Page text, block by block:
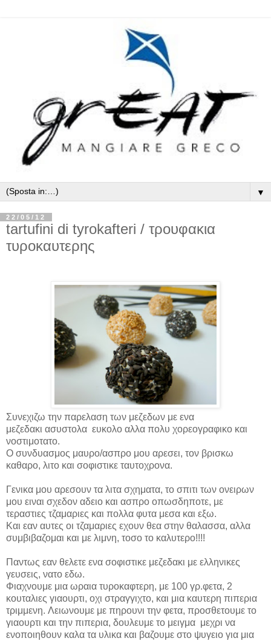
▼
22/05/12
tartufini di tyrokafteri / τρουφακια
τυροκαυτερης
Συνεχιζω την παρελαση των μεζεδων με ενα
μεζεδακι ασυστολα ευκολο αλλα πολυ χορεογραφικο και
νοστιμοτατο.
Ο συνδυασμος μαυρο/ασπρο μου αρεσει, τον βρισκω
καθαρο, λιτο και σοφιστικε ταυτοχρονα.
Γενικα μου αρεσουν τα λιτα σχηματα, το σπιτι των ονειρων
μου ειναι σχεδον αδειο και ασπρο οπωσδηποτε, με
τεραστιες τζαμαριες και πολλα φυτα μεσα και εξω.
Και εαν αυτες οι τζαμαριες εχουν θεα στην θαλασσα, αλλα
συμβιβαζομαι και με λιμνη, τοσο το καλυτερο!!!!
Παντως εαν θελετε ενα σοφιστικε μεζεδακι με ελληνικες
γευσεις, νατο εδω.
Φιαχνουμε μια ωραια τυροκαφτερη, με 100 γρ.φετα, 2
κουταλιες γιαουρτι, οχι στραγγιχτο, και μια καυτερη πιπερια
τριμμενη. Λειωνουμε με πηρουνι την φετα, προσθετουμε το
γιαουρτι και την πιπερια, δουλευμε το μειγμα μεχρι να
ενοποιηθουν καλα τα υλικα και βαζουμε στο ψυγειο για μια